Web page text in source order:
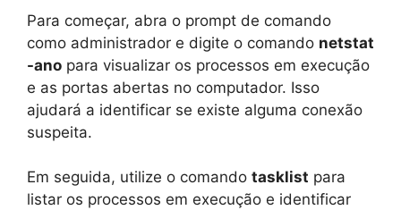
Para começar, abra o prompt de comando
como administrador e digite o comando netstat
-ano para visualizar os processos em execução
e as portas abertas no computador. Isso
ajudará a identificar se existe alguma conexão
suspeita.
Em seguida, utilize o comando tasklist para
listar os processos em execução e identificar